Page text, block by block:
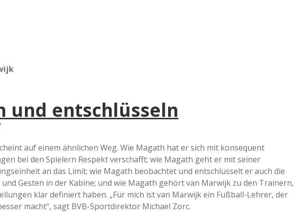
a
d
e
und entschlüsseln
auf einem ähnlichen Weg. Wie Magath hat er sich mit konsequent
bei den Spielern Respekt verschafft; wie Magath geht er mit seiner
an das Limit; wie Magath beobachtet und entschlüsselt er auch die
Gesten in der Kabine; und wie Magath gehört van Marwijk zu den Trainern,
klar definiert haben. „Für mich ist van Marwijk ein Fußball-Lehrer, der
macht“, sagt BVB-Sportdirektor Michael Zorc.